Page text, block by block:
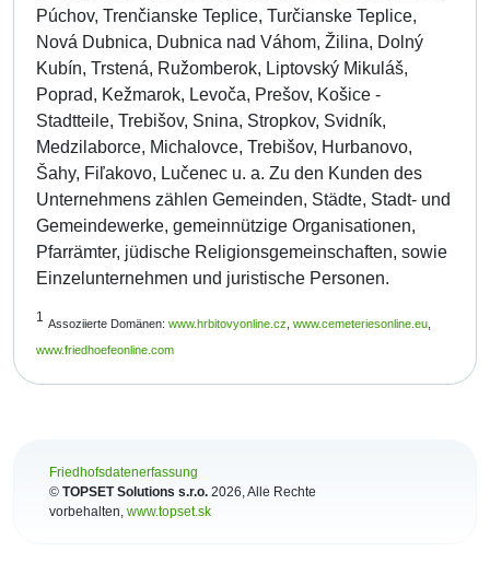
Púchov, Trenčianske Teplice, Turčianske Teplice,
Nová Dubnica, Dubnica nad Váhom, Žilina, Dolný
Kubín, Trstená, Ružomberok, Liptovský Mikuláš,
Poprad, Kežmarok, Levoča, Prešov, Košice -
Stadtteile, Trebišov, Snina, Stropkov, Svidník,
Medzilaborce, Michalovce, Trebišov, Hurbanovo,
Šahy, Fiľakovo, Lučenec u. a. Zu den Kunden des
Unternehmens zählen Gemeinden, Städte, Stadt- und
Gemeindewerke, gemeinnützige Organisationen,
Pfarrämter, jüdische Religionsgemeinschaften, sowie
Einzelunternehmen und juristische Personen.
1 Assoziierte Domänen: www.hrbitovyonline.cz www.cemeteriesonline.eu
www.friedhoefeonline.com
Friedhofsdatenerfassung
© TOPSET Solutions s.r.o. 2026, Alle Rechte
vorbehalten, www.topset.sk